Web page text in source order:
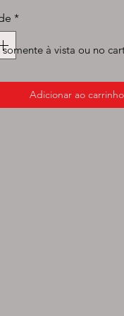
*
Adicionar ao carrinho
somente à vista ou no